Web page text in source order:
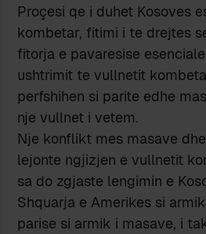
Proçesi qe i duhet Kosoves
kombetar, fitimi i te drejtes
fitorja e pavaresise
ushtrimit te vullnetit
perfshihen si parite edhe
nje vullnet i vetem.
Nje konflikt mes masave
lejonte ngjizjen e vullnetit
sa do zgjaste lengimin e
Shquarja e Amerikes si
parise si armik i masave, i